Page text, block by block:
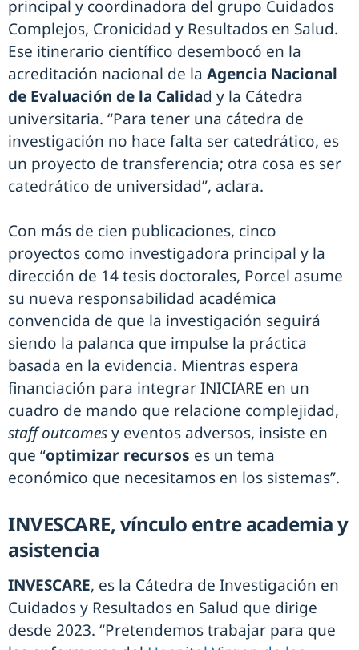
principal y coordinadora del grupo Cuidados
Complejos, Cronicidad y Resultados en Salud.
Ese itinerario científico desembocó en la
acreditación nacional de la Agencia Nacional
de Evaluación de la Calidad y la Cátedra
universitaria. “Para tener una cátedra de
investigación no hace falta ser catedrático, es
un proyecto de transferencia; otra cosa es ser
catedrático de universidad”, aclara.
Con más de cien publicaciones, cinco
proyectos como investigadora principal y la
dirección de 14 tesis doctorales, Porcel asume
su nueva responsabilidad académica
convencida de que la investigación seguirá
siendo la palanca que impulse la práctica
basada en la evidencia. Mientras espera
financiación para integrar INICIARE en un
cuadro de mando que relacione complejidad,
staff outcomesy eventos adversos, insiste en
que “optimizar recursos es un tema
económico que necesitamos en los sistemas”.
INVESCARE, vínculo entre academia y
asistencia
INVESCARE, es la Cátedra de Investigación en
Cuidados y Resultados en Salud que dirige
desde 2023. “Pretendemos trabajar para que